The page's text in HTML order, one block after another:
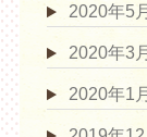
2020年5月
2020年3月
2020年1月